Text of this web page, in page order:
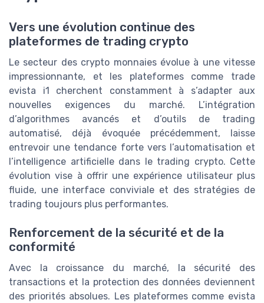
Vers une évolution continue des
plateformes de trading crypto
Le secteur des crypto monnaies évolue à une vitesse
impressionnante, et les plateformes comme trade
evista i1 cherchent constamment à s’adapter aux
nouvelles exigences du marché. L’intégration
d’algorithmes avancés et d’outils de trading
automatisé, déjà évoquée précédemment, laisse
entrevoir une tendance forte vers l’automatisation et
l’intelligence artificielle dans le trading crypto. Cette
évolution vise à offrir une expérience utilisateur plus
fluide, une interface conviviale et des stratégies de
trading toujours plus performantes.
Renforcement de la sécurité et de la
conformité
Avec la croissance du marché, la sécurité des
transactions et la protection des données deviennent
des priorités absolues. Les plateformes comme evista